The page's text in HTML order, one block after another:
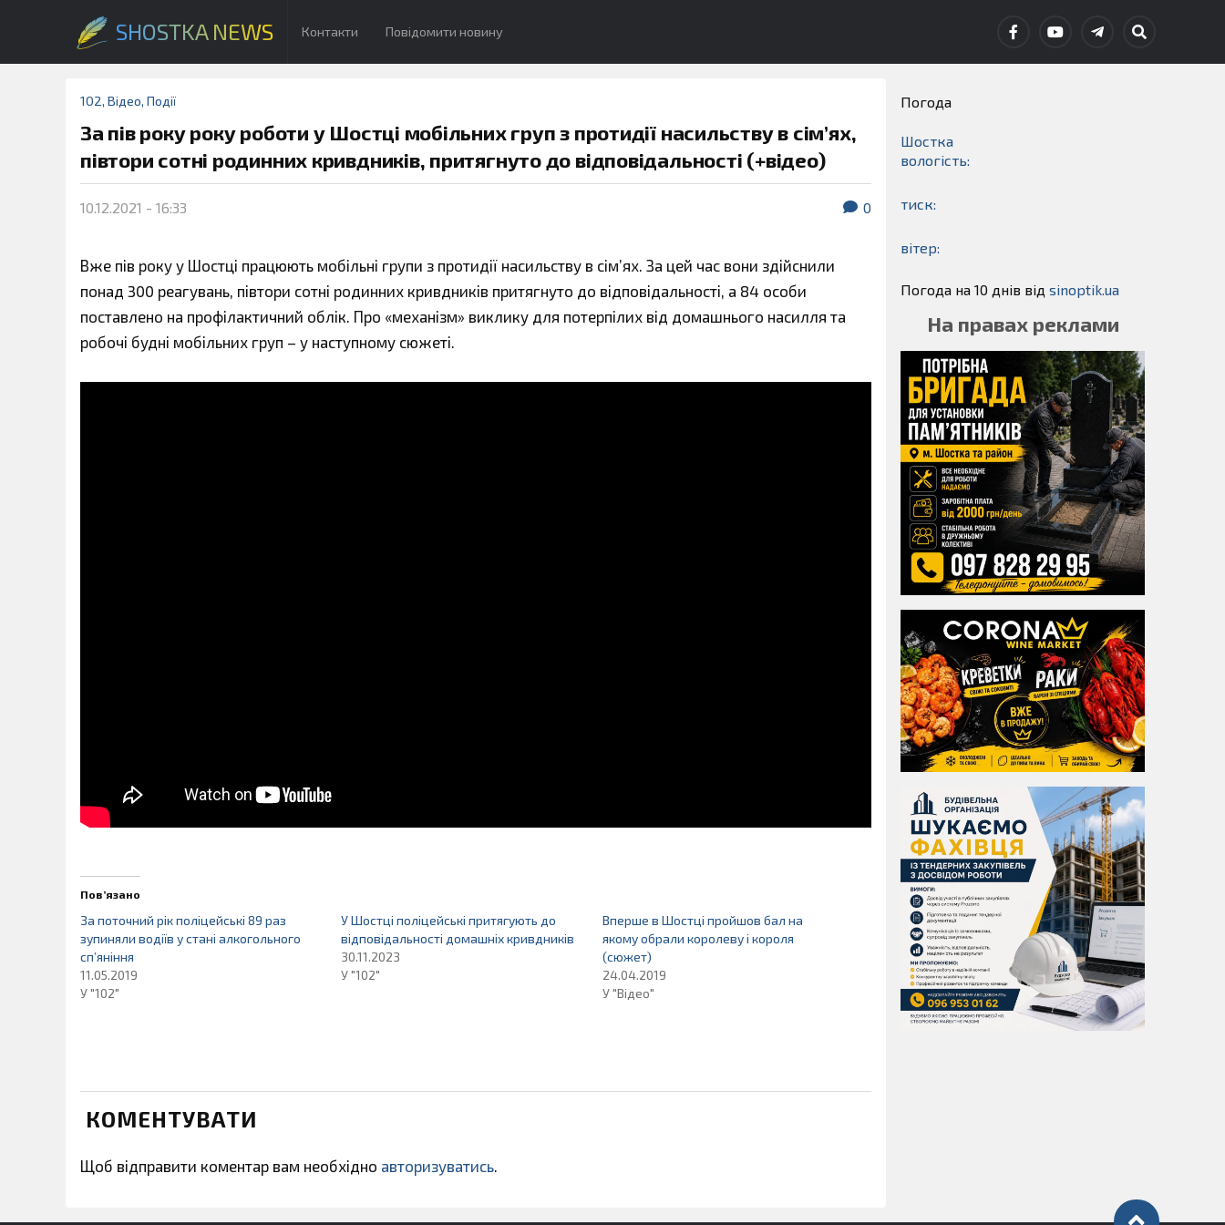
SHOSTKA NEWS Контакти Повідомити новину
102, Відео, Події
За пів року року роботи у Шостці мобільних груп з протидії насильству в сім’ях,
півтори сотні родинних кривдників, притягнуто до відповідальності (+відео)
10.12.2021 - 16:33 0
Вже пів року у Шостці працюють мобільні групи з протидії насильству в сім’ях. За цей час вони здійснили
понад 300 реагувань, півтори сотні родинних кривдників притягнуто до відповідальності, а 84 особи
поставлено на профілактичний облік. Про «механізм» виклику для потерпілих від домашнього насилля та
робочі будні мобільних груп – у наступному сюжеті.
Пов’язано
За поточний рік поліцейські 89 раз
зупиняли водіїв у стані алкогольного
сп’яніння
11.05.2019
У "102"
У Шостці поліцейські притягують до
відповідальності домашніх кривдників
30.11.2023
У "102"
Вперше в Шостці пройшов бал на
якому обрали королеву і короля
(сюжет)
24.04.2019
У "Відео"
КОМЕНТУВАТИ
Щоб відправити коментар вам необхідно авторизуватись
Погода
Шостка
вологість:
тиск:
вітер:
Погода на 10 днів від sinoptik.ua
На правах реклами